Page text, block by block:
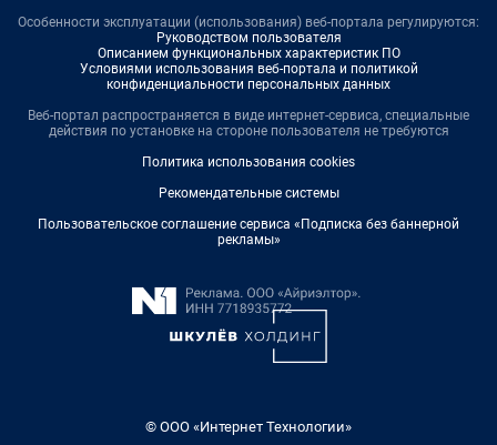
Особенности эксплуатации (использования) веб-портала регулируются:
Руководством пользователя
Описанием функциональных характеристик ПО
Условиями использования веб-портала и политикой
конфиденциальности персональных данных
Веб-портал распространяется в виде интернет-сервиса, специальные
действия по установке на стороне пользователя не требуются
Политика использования cookies
Рекомендательные системы
Пользовательское соглашение сервиса «Подписка без баннерной
рекламы»
© ООО «Интернет Технологии»